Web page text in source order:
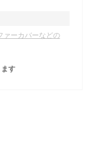
ァーカバーなどの
す